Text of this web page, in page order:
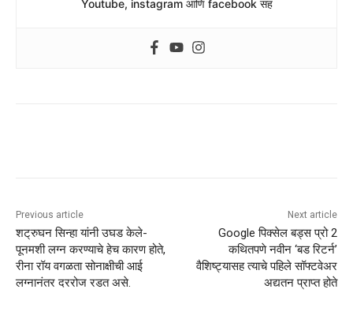
Youtube, instagram आणि facebook सह
Previous article
शट्रुघन सिन्हा यांनी उघड केले-
पूनमशी लग्न करण्याचे हेच कारण होते,
रीना रॉय वगळता सोनाक्षीची आई
लग्नानंतर दररोज रडत असे.
Next article
Google पिक्सेल बड्स प्रो 2
कथितपणे नवीन ‘बड रिटर्न’
वैशिष्ट्यासह त्याचे पहिले सॉफ्टवेअर
अद्यतन प्राप्त होते